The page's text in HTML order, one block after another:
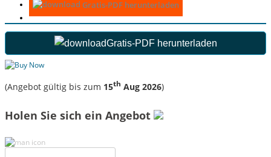
Gratis-PDF herunterladen
Gratis-PDF herunterladen
(Angebot gültig bis zum 15th Aug 2026)
Holen Sie sich ein Angebot